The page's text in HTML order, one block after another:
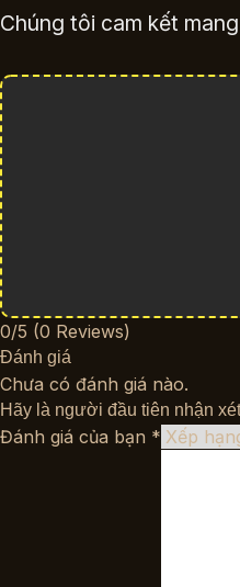
Chúng tôi cam kết
0/5 (0 Reviews)
Đánh giá
Chưa có đánh giá nào.
Hãy là người đầu tiên nhận
Đánh giá của bạn *